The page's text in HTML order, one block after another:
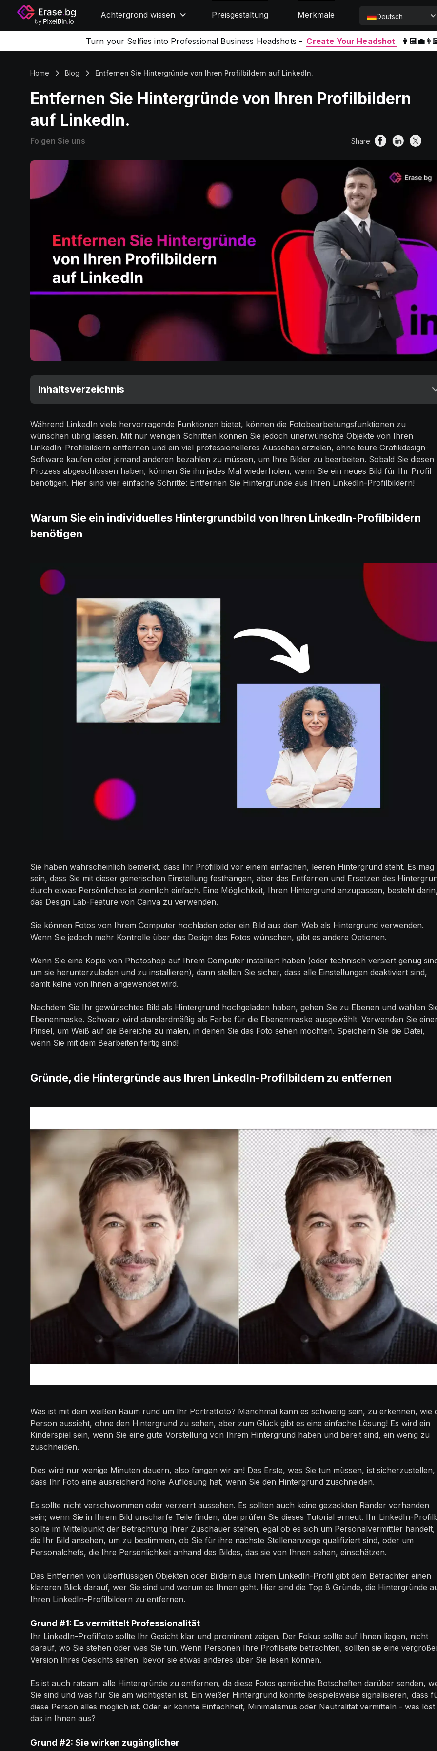
Achtergrond wissen Preisgestaltung Merkmale Deutsch
Turn your Selfies into Professional Business Headshots - Create Your Headshot
Home Blog Entfernen Sie Hintergründe von Ihren Profilbildern auf LinkedIn.
Entfernen Sie Hintergründe von Ihren Profilbildern
auf LinkedIn.
Folgen Sie uns Share:
Inhaltsverzeichnis
Während LinkedIn viele hervorragende Funktionen bietet, können die Fotobearbeitungsfunktionen zu
wünschen übrig lassen. Mit nur wenigen Schritten können Sie jedoch unerwünschte Objekte von Ihren
LinkedIn-Profilbildern entfernen und ein viel professionelleres Aussehen erzielen, ohne teure Grafikdesign-
Software kaufen oder jemand anderen bezahlen zu müssen, um Ihre Bilder zu bearbeiten. Sobald Sie diesen
Prozess abgeschlossen haben, können Sie ihn jedes Mal wiederholen, wenn Sie ein neues Bild für Ihr Profil
benötigen. Hier sind vier einfache Schritte: Entfernen Sie Hintergründe aus Ihren LinkedIn-Profilbildern!
Warum Sie ein individuelles Hintergrundbild von Ihren LinkedIn-Profilbildern
benötigen
Sie haben wahrscheinlich bemerkt, dass Ihr Profilbild vor einem einfachen, leeren Hintergrund steht. Es mag
sein, dass Sie mit dieser generischen Einstellung festhängen, aber das Entfernen und Ersetzen des
durch etwas Persönliches ist ziemlich einfach. Eine Möglichkeit, Ihren Hintergrund anzupassen, besteht darin,
das Design Lab-Feature von Canva zu verwenden.
Sie können Fotos von Ihrem Computer hochladen oder ein Bild aus dem Web als Hintergrund verwenden.
Wenn Sie jedoch mehr Kontrolle über das Design des Fotos wünschen, gibt es andere Optionen.
Wenn Sie eine Kopie von Photoshop auf Ihrem Computer installiert haben (oder technisch versiert genug
um sie herunterzuladen und zu installieren), dann stellen Sie sicher, dass alle Einstellungen deaktiviert sind,
damit keine von ihnen angewendet wird.
Nachdem Sie Ihr gewünschtes Bild als Hintergrund hochgeladen haben, gehen Sie zu Ebenen und wählen
Ebenenmaske. Schwarz wird standardmäßig als Farbe für die Ebenenmaske ausgewählt. Verwenden Sie
Pinsel, um Weiß auf die Bereiche zu malen, in denen Sie das Foto sehen möchten. Speichern Sie die Datei,
wenn Sie mit dem Bearbeiten fertig sind!
Gründe, die Hintergründe aus Ihren LinkedIn-Profilbildern zu entfernen
Was ist mit dem weißen Raum rund um Ihr Porträtfoto? Manchmal kann es schwierig sein, zu erkennen, wie
Person aussieht, ohne den Hintergrund zu sehen, aber zum Glück gibt es eine einfache Lösung! Es wird ein
Kinderspiel sein, wenn Sie eine gute Vorstellung von Ihrem Hintergrund haben und bereit sind, ein wenig zu
zuschneiden.
Dies wird nur wenige Minuten dauern, also fangen wir an! Das Erste, was Sie tun müssen, ist sicherzustellen,
dass Ihr Foto eine ausreichend hohe Auflösung hat, wenn Sie den Hintergrund zuschneiden.
Es sollte nicht verschwommen oder verzerrt aussehen. Es sollten auch keine gezackten Ränder vorhanden
sein; wenn Sie in Ihrem Bild unscharfe Teile finden, überprüfen Sie dieses Tutorial erneut. Ihr LinkedIn-
sollte im Mittelpunkt der Betrachtung Ihrer Zuschauer stehen, egal ob es sich um Personalvermittler handelt,
die Ihr Bild ansehen, um zu bestimmen, ob Sie für ihre nächste Stellenanzeige qualifiziert sind, oder um
Personalchefs, die Ihre Persönlichkeit anhand des Bildes, das sie von Ihnen sehen, einschätzen.
Das Entfernen von überflüssigen Objekten oder Bildern aus Ihrem LinkedIn-Profil gibt dem Betrachter einen
klareren Blick darauf, wer Sie sind und worum es Ihnen geht. Hier sind die Top 8 Gründe, die Hintergründe
Ihren LinkedIn-Profilbildern zu entfernen.
Grund #1: Es vermittelt Professionalität
Ihr LinkedIn-Profilfoto sollte Ihr Gesicht klar und prominent zeigen. Der Fokus sollte auf Ihnen liegen, nicht
darauf, wo Sie stehen oder was Sie tun. Wenn Personen Ihre Profilseite betrachten, sollten sie eine
Version Ihres Gesichts sehen, bevor sie etwas anderes über Sie lesen können.
Es ist auch ratsam, alle Hintergründe zu entfernen, da diese Fotos gemischte Botschaften darüber senden,
Sie sind und was für Sie am wichtigsten ist. Ein weißer Hintergrund könnte beispielsweise signalisieren, dass
diese Person alles möglich ist. Oder er könnte Einfachheit, Minimalismus oder Neutralität vermitteln - was löst
das in Ihnen aus?
Grund #2: Sie wirken zugänglicher